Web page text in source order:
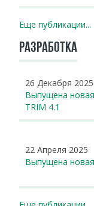
Еще публикации...
РАЗРАБОТКА
26 Декабря 2025
Выпущена
TRIM 4.1
22 Апреля 2025
Выпущена